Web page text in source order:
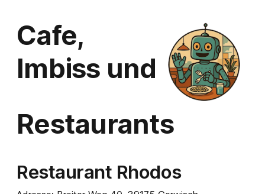
Cafe,
Imbiss und
Restaurants
Restaurant Rhodos